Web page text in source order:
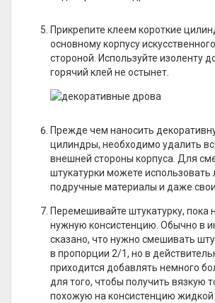
Прикрепите клеем короткие
основному корпусу
стороной. Используйте изоленту
горячий клей не остынет.
Прежде чем наносить
цилиндры, необходимо удалить
внешней стороны корпуса. Для
штукатурки можете
подручные материалы и даже
Перемешивайте штукатурку, пока
нужную консистенцию. Обычно в
сказано, что нужно смешивать
в пропорции 2/1, но в
приходится добавлять немного
для того, чтобы получить вязкую
похожую на консистенцию жидкой